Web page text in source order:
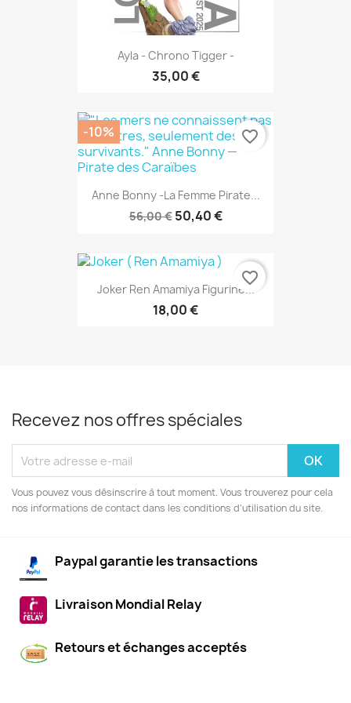
Ayla - Chrono Tigger -
35,00 €
Anne Bonny -La Femme Pirate...
56,00 € 50,40 €
-10% favorite_border
Joker Ren Amamiya Figurine...
18,00 €
favorite_border
Recevez nos offres spéciales
Vous pouvez vous désinscrire à tout moment. Vous trouverez pour cela
nos informations de contact dans les conditions d'utilisation du site.
Paypal garantie les transactions
Livraison Mondial Relay
Retours et échanges acceptés